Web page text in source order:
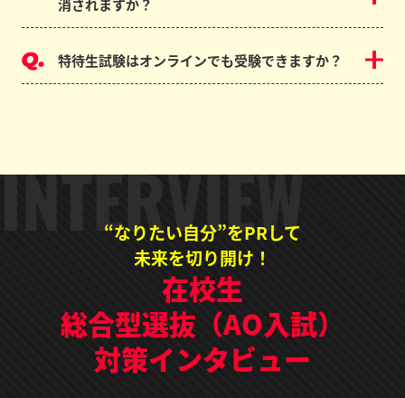
消されますか？
特待生試験はオンラインでも受験できますか？
“なりたい自分”をPRして
未来を切り開け！
在校生
総合型選抜（AO入試）
対策インタビュー